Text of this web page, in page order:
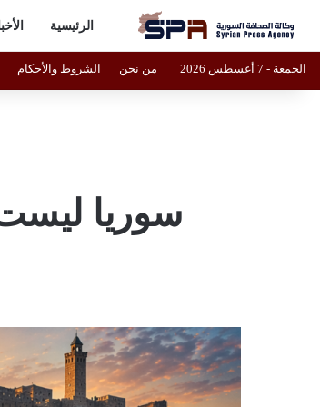
الرئيسية
الجمعة - 7 أغسطس 2026 من نحن الشروط والأحكام
سوريا